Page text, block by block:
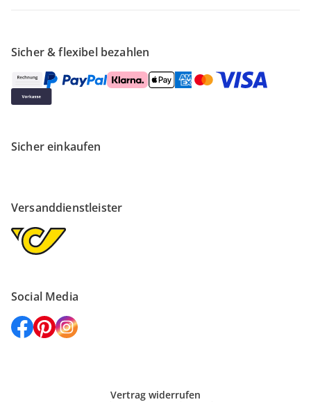
Sicher & flexibel bezahlen
Sicher einkaufen
Versanddienstleister
Social Media
Vertrag widerrufen